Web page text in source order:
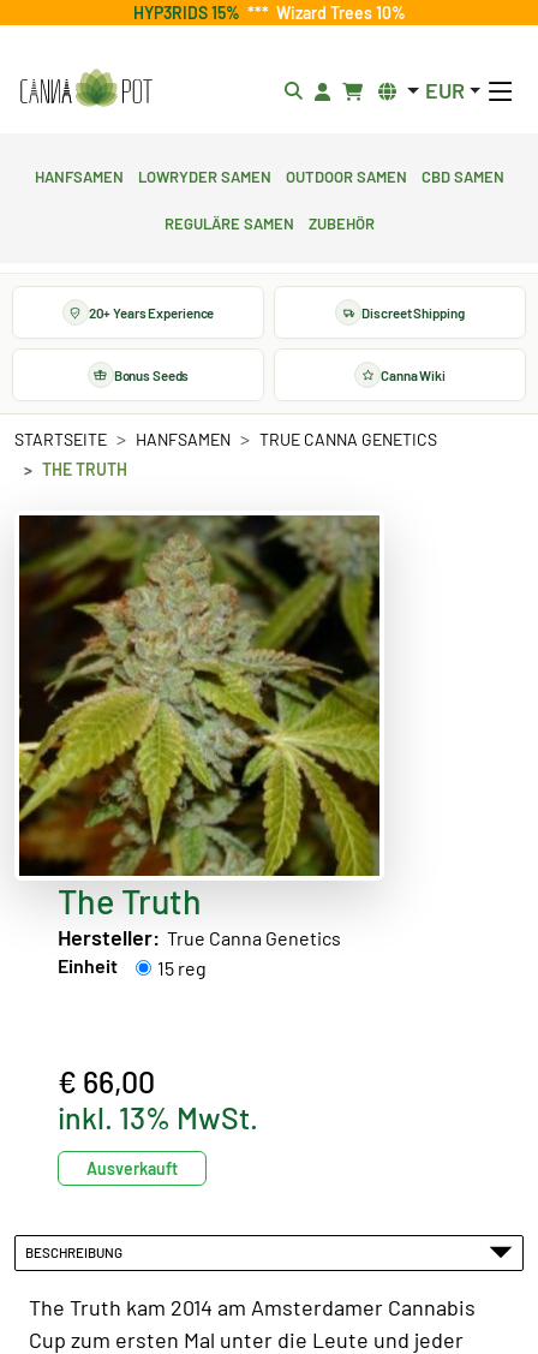
HYP3RIDS 15% *** Wizard Trees 10%
EUR
Hanfsamen Lowryder Samen Outdoor Samen CBD Samen
Reguläre Samen Zubehör
20+ Years Experience Discreet Shipping
Bonus Seeds Canna Wiki
STARTSEITE HANFSAMEN
TRUE CANNA GENETICS
THE TRUTH
The Truth
Hersteller: True Canna Genetics
Einheit
15 reg
€ 66,00
inkl. 13% MwSt.
Ausverkauft
BESCHREIBUNG
The Truth kam 2014 am Amsterdamer Cannabis
Cup zum ersten Mal unter die Leute und jeder